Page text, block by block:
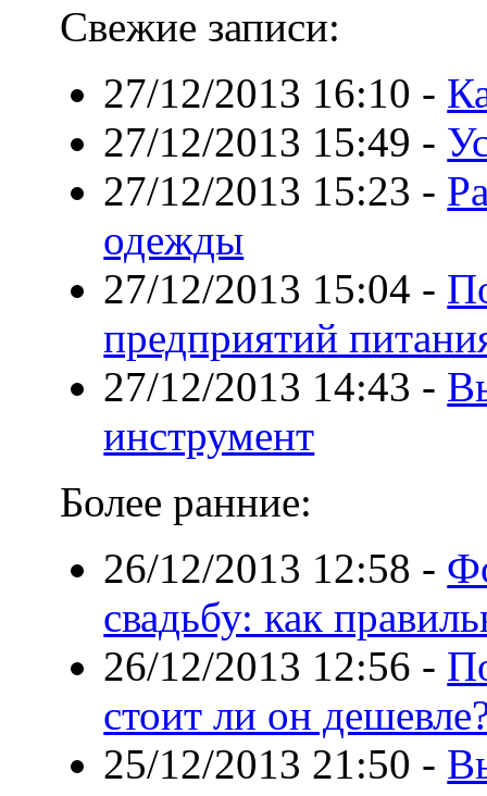
Свежие записи:
27/12/2013 16:10 -
27/12/2013 15:49 -
27/12/2013 15:23 -
одежды
27/12/2013 15:04 -
предприятий
27/12/2013 14:43 -
инструмент
Более ранние:
26/12/2013 12:58 -
свадьбу: как
26/12/2013 12:56 -
стоит ли он
25/12/2013 21:50 -